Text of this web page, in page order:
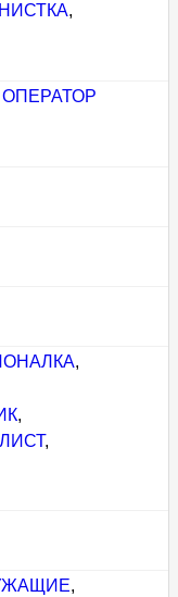
,
ОПЕРАТОР
,
,
,
,